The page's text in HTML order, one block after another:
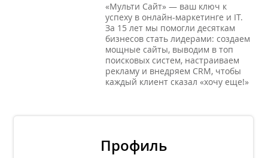
«Мульти Сайт» — ваш ключ к
успеху в онлайн-маркетинге и IT.
За 15 лет мы помогли десяткам
бизнесов стать лидерами: создаем
мощные сайты, выводим в топ
поисковых систем, настраиваем
рекламу и внедряем CRM, чтобы
каждый клиент сказал «хочу еще!»
Профиль